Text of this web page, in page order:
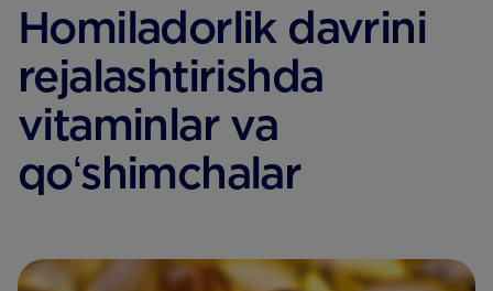
Homiladorlik davrini
rejalashtirishda
vitaminlar va
qoʻshimchalar